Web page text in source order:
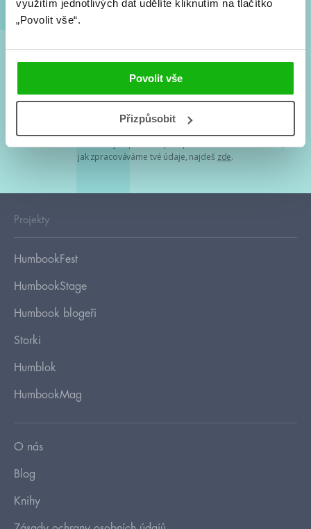
využitím jednotlivých dat udělíte kliknutím na tlačítko
„Povolit vše“.
Povolit vše
Přizpůsobit
Souhlasím spodmínkami zpracování osobních údajů
Tvá e-mailová adresa je u nás v bezpečí. Přečti si
jak zpracováváme tvé údaje, najdeš zde.
Projekty
HumbookFest
HumbookStage
Humbook blogeři
Storki
Humblok
HumbookMag
O nás
Blog
Knihy